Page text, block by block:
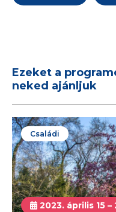
Ezeket a
neked ajánljuk
Családi
2023. április 15 –